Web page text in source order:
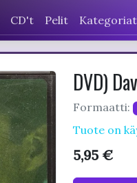
CD't Pelit Kategoriat
DVD)
Formaatti:
Tuote on
5,95 €